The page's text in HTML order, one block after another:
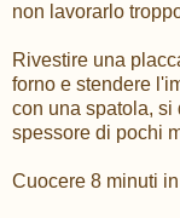
non lavorarlo
Rivestire una
forno e stendere
con una spatola, si
spessore di pochi
Cuocere 8 minuti